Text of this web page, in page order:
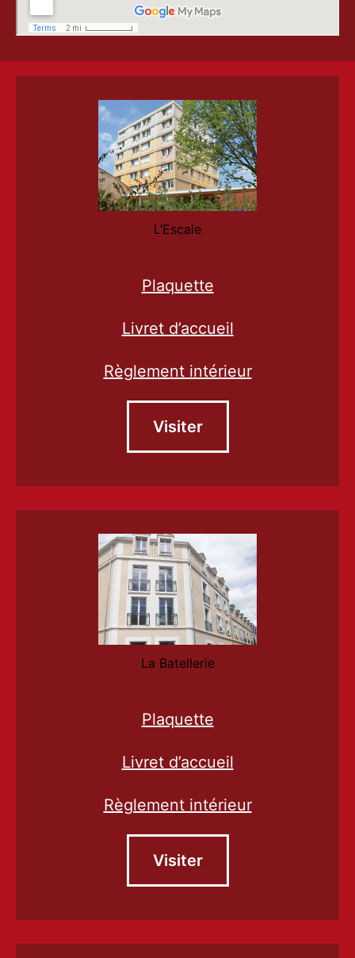
L’Escale
Plaquette
Livret d’accueil
Règlement intérieur
Visiter
La Batellerie
Plaquette
Livret d’accueil
Règlement intérieur
Visiter